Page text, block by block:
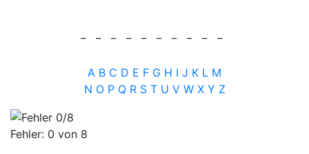
A B C D E F G H I J K L M
N O P Q R S T U V W X Y Z
Fehler: 0 von 8